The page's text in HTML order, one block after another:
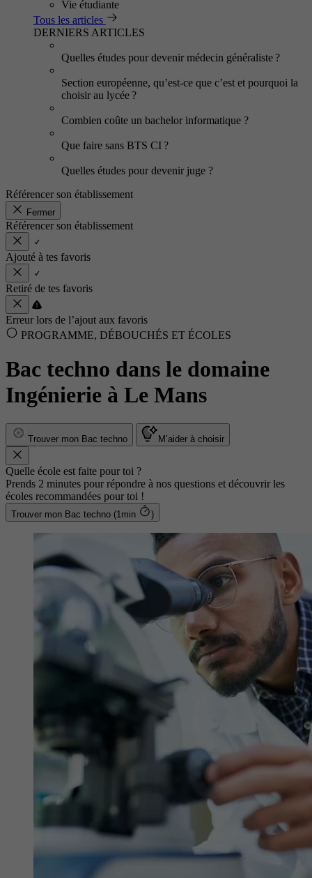
Vie étudiante
Tous les articles
DERNIERS ARTICLES
Quelles études pour devenir médecin généraliste ?
Section européenne, qu’est-ce que c’est et pourquoi la
choisir au lycée ?
Combien coûte un bachelor informatique ?
Que faire sans BTS CI ?
Quelles études pour devenir juge ?
Référencer son établissement
Fermer
Référencer son établissement
Ajouté à tes favoris
Retiré de tes favoris
Erreur lors de l’ajout aux favoris
PROGRAMME, DÉBOUCHÉS ET ÉCOLES
Bac techno dans le domaine
Ingénierie à Le Mans
Trouver mon Bac techno M’aider à choisir
Quelle école est faite pour toi ?
Prends 2 minutes pour répondre à nos questions et découvrir les
écoles recommandées pour toi !
Trouver mon Bac techno (1min )